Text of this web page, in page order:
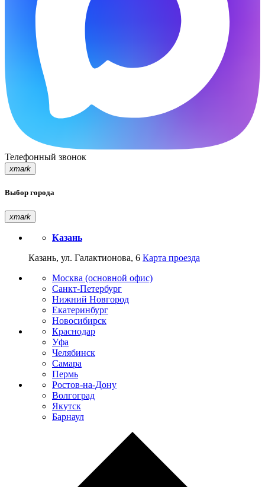
Телефонный звонок
xmark
Выбор города
xmark
Казань
Казань, ул. Галактионова, 6 Карта проезда
Москва (основной офис)
Санкт-Петербург
Нижний Новгород
Екатеринбург
Новосибирск
Краснодар
Уфа
Челябинск
Самара
Пермь
Ростов-на-Дону
Волгоград
Якутск
Барнаул